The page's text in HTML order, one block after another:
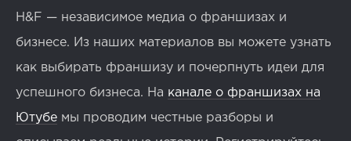
H&F — независимое медиа о франшизах и
бизнесе. Из наших материалов вы можете узнать
как выбирать франшизу и почерпнуть идеи для
успешного бизнеса. На канале о франшизах на
Ютубе мы проводим честные разборы и